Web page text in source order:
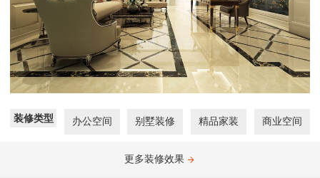
装修类型 办公空间 别墅装修 精品家装 商业空间
更多装修效果